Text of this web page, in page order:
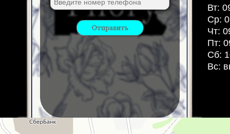
Вт:
Ср:
Чт:
Пт:
Сб:
Вс: